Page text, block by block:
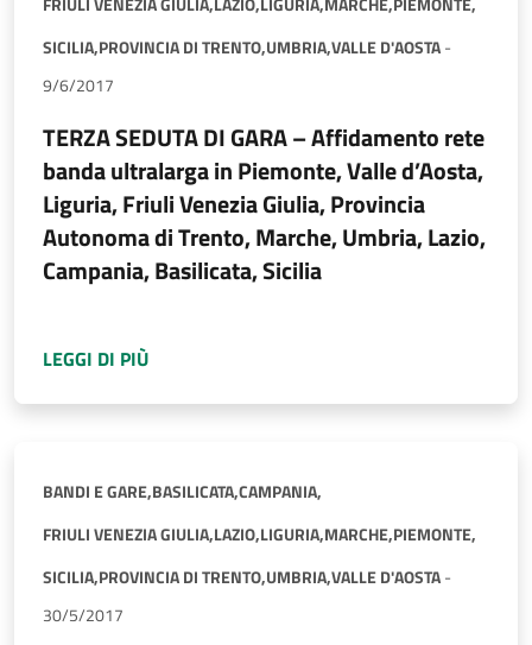
SICILIA,PROVINCIA DI TRENTO,UMBRIA,VALLE D'AOSTA-
9/6/2017
TERZA SEDUTA DI GARA – Affidamento rete
banda ultralarga in Piemonte, Valle d’Aosta,
Liguria, Friuli Venezia Giulia, Provincia
Autonoma di Trento, Marche, Umbria, Lazio,
Campania, Basilicata, Sicilia
LEGGI DI PIÙ
BANDI E GARE,BASILICATA,CAMPANIA,
FRIULI VENEZIA GIULIA,LAZIO,LIGURIA,MARCHE,PIEMONTE,
SICILIA,PROVINCIA DI TRENTO,UMBRIA,VALLE D'AOSTA-
30/5/2017